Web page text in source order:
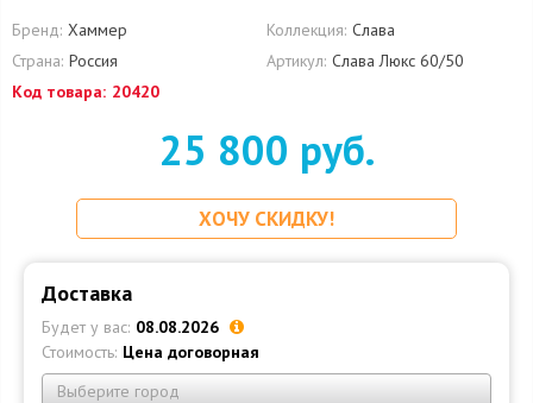
Бренд: Хаммер Коллекция: Слава
Страна: Россия Артикул: Слава Люкс 60/50
Код товара: 20420
25 800 руб.
ХОЧУ СКИДКУ!
Доставка
Будет у вас: 08.08.2026
Стоимость: Цена договорная
Выберите город